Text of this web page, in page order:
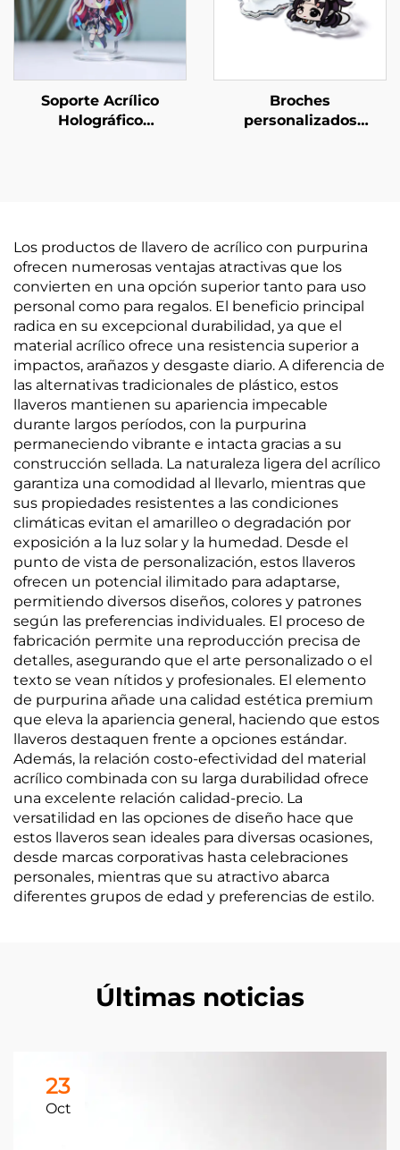
Soporte Acrílico
Holográfico
Broches
personalizados
Los productos de llavero de acrílico con purpurina
ofrecen numerosas ventajas atractivas que los
convierten en una opción superior tanto para uso
personal como para regalos. El beneficio principal
radica en su excepcional durabilidad, ya que el
material acrílico ofrece una resistencia superior a
impactos, arañazos y desgaste diario. A diferencia de
las alternativas tradicionales de plástico, estos
llaveros mantienen su apariencia impecable
durante largos períodos, con la purpurina
permaneciendo vibrante e intacta gracias a su
construcción sellada. La naturaleza ligera del acrílico
garantiza una comodidad al llevarlo, mientras que
sus propiedades resistentes a las condiciones
climáticas evitan el amarilleo o degradación por
exposición a la luz solar y la humedad. Desde el
punto de vista de personalización, estos llaveros
ofrecen un potencial ilimitado para adaptarse,
permitiendo diversos diseños, colores y patrones
según las preferencias individuales. El proceso de
fabricación permite una reproducción precisa de
detalles, asegurando que el arte personalizado o el
texto se vean nítidos y profesionales. El elemento
de purpurina añade una calidad estética premium
que eleva la apariencia general, haciendo que estos
llaveros destaquen frente a opciones estándar.
Además, la relación costo-efectividad del material
acrílico combinada con su larga durabilidad ofrece
una excelente relación calidad-precio. La
versatilidad en las opciones de diseño hace que
estos llaveros sean ideales para diversas ocasiones,
desde marcas corporativas hasta celebraciones
personales, mientras que su atractivo abarca
diferentes grupos de edad y preferencias de estilo.
Últimas noticias
23
Oct